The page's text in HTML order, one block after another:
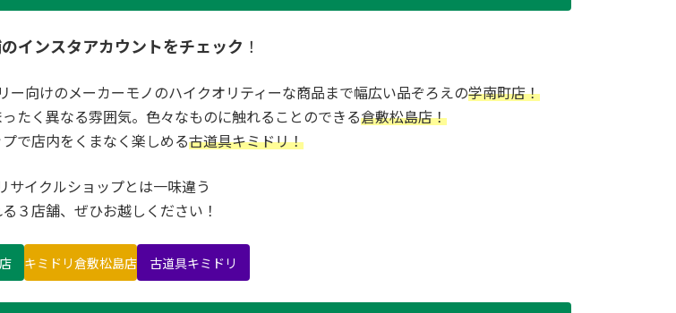
インスタアカウントをチェック ！
向けのメーカーモノのハイクオリティーな商品まで幅広い品ぞろえの学南町店！
たく異なる雰囲気。色々なものに触れることのできる倉敷松島店！
で店内をくまなく楽しめる古道具キミドリ！
サイクルショップとは一味違う
３店舗、ぜひお越しください！
店 キミドリ倉敷松島店 古道具キミドリ